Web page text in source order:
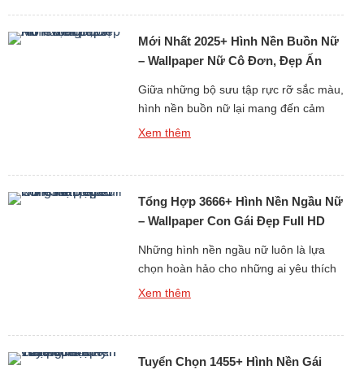
nên độc đáo ngay […]
Mới Nhất 2025+ Hình Nền Buồn Nữ
– Wallpaper Nữ Cô Đơn, Đẹp Ấn
Giữa những bộ sưu tập rực rỡ sắc màu,
hình nền buồn nữ lại mang đến cảm
xúc hoàn toàn khác biệt. Nếu hình nền
nụ cười gượng gạo hay giọt nước […]
Xem thêm
Tổng Hợp 3666+ Hình Nền Ngầu Nữ
– Wallpaper Con Gái Đẹp Full HD
Những hình nền ngầu nữ luôn là lựa
chọn hoàn hảo cho những ai yêu thích
sự cá tính và khác biệt. Mỗi bức ảnh
hình nền, mà còn là […]
Xem thêm
Tuyển Chọn 1455+ Hình Nền Gái